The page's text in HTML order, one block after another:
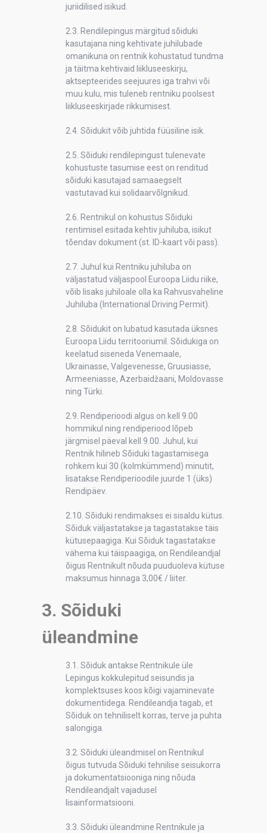
juriidilised isikud.
2.3. Rendilepingus märgitud sõiduki
kasutajana ning kehtivate juhilubade
omanikuna on rentnik kohustatud tundma
ja täitma kehtivaid liikluseeskirju,
aktsepteerides seejuures iga trahvi või
muu kulu, mis tuleneb rentniku poolsest
liikluseeskirjade rikkumisest.
2.4. Sõidukit võib juhtida füüsiline isik.
2.5. Sõiduki rendilepingust tulenevate
kohustuste tasumise eest on renditud
sõiduki kasutajad samaaegselt
vastutavad kui solidaarvõlgnikud.
2.6. Rentnikul on kohustus Sõiduki
rentimisel esitada kehtiv juhiluba, isikut
tõendav dokument (st. ID-kaart või pass).
2.7. Juhul kui Rentniku juhiluba on
väljastatud väljaspool Euroopa Liidu riike,
võib lisaks juhiloale olla ka Rahvusvaheline
Juhiluba (International Driving Permit).
2.8. Sõidukit on lubatud kasutada üksnes
Euroopa Liidu territooriumil. Sõidukiga on
keelatud siseneda Venemaale,
Ukrainasse, Valgevenesse, Gruusiasse,
Armeeniasse, Azerbaidžaani, Moldovasse
ning Türki.
2.9. Rendiperioodi algus on kell 9.00
hommikul ning rendiperiood lõpeb
järgmisel päeval kell 9.00. Juhul, kui
Rentnik hilineb Sõiduki tagastamisega
rohkem kui 30 (kolmkümmend) minutit,
lisatakse Rendiperioodile juurde 1 (üks)
Rendipäev.
2.10. Sõiduki rendimakses ei sisaldu kütus.
Sõiduk väljastatakse ja tagastatakse täis
kütusepaagiga. Kui Sõiduk tagastatakse
vähema kui täispaagiga, on Rendileandjal
õigus Rentnikult nõuda puuduoleva kütuse
maksumus hinnaga 3,00€ / liiter.
3. Sõiduki
üleandmine
3.1. Sõiduk antakse Rentnikule üle
Lepingus kokkulepitud seisundis ja
komplektsuses koos kõigi vajaminevate
dokumentidega. Rendileandja tagab, et
Sõiduk on tehniliselt korras, terve ja puhta
salongiga.
3.2. Sõiduki üleandmisel on Rentnikul
õigus tutvuda Sõiduki tehnilise seisukorra
ja dokumentatsiooniga ning nõuda
Rendileandjalt vajadusel
lisainformatsiooni.
3.3. Sõiduki üleandmine Rentnikule ja